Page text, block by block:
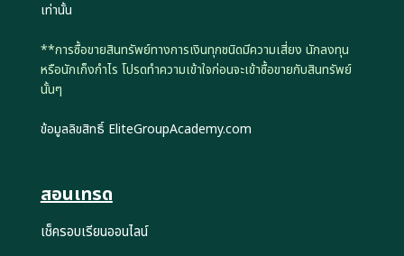
เท่านั้น
**การซื้อขายสินทรัพย์ทางการเงินทุกชนิดมีความเสี่ยง นักลงทุน
หรือนักเก็งกำไร โปรดทำความเข้าใจก่อนจะเข้าซื้อขายกับสินทรัพย์
นั้นๆ
ข้อมูลลิขสิทธิ์ EliteGroupAcademy.com
สอนเทรด
เช็ครอบเรียนออนไลน์